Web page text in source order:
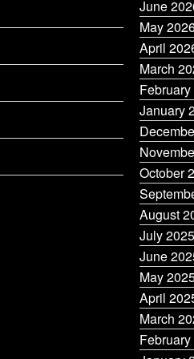
June
May
April
March
January
October
August
July 2025
June
May
April
March